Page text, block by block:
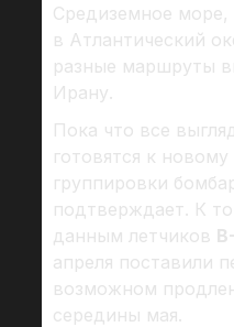
Средиземное
в Атлантический
разные маршруты
Ирану.
Пока что все
готовятся к
группировки
подтверждает. К
данным летчиков
апреля поставили
возможном
середины мая.